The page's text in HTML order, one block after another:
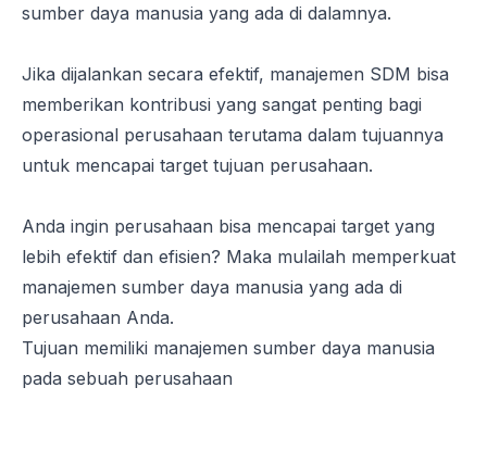
sumber daya manusia yang ada di dalamnya.
Jika dijalankan secara efektif, manajemen SDM bisa
memberikan kontribusi yang sangat penting bagi
operasional perusahaan terutama dalam tujuannya
untuk mencapai target tujuan perusahaan.
Anda ingin perusahaan bisa mencapai target yang
lebih efektif dan efisien? Maka mulailah memperkuat
manajemen sumber daya manusia yang ada di
perusahaan Anda.
Tujuan memiliki manajemen sumber daya manusia
pada sebuah perusahaan